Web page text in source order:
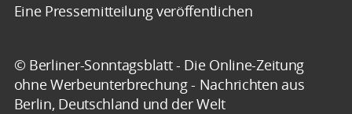
Eine Pressemitteilung veröffentlichen
© Berliner-Sonntagsblatt - Die Online-Zeitung
ohne Werbeunterbrechung - Nachrichten aus
Berlin, Deutschland und der Welt